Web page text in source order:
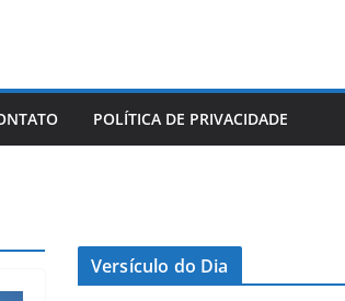
POLÍTICA DE PRIVACIDADE
Versículo do Dia